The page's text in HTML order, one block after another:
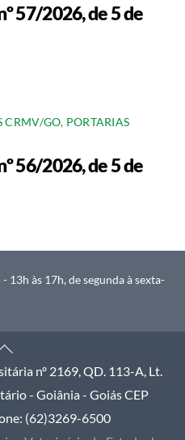
57/2026, de 5 de
CRMV/GO, PORTARIAS
56/2026, de 5 de
13h às 17h, de segunda à sexta-
Back
To
Top
nº 2169, QD. 113-A, Lt.
- Goiânia - Goiás CEP
(62)3269-6500